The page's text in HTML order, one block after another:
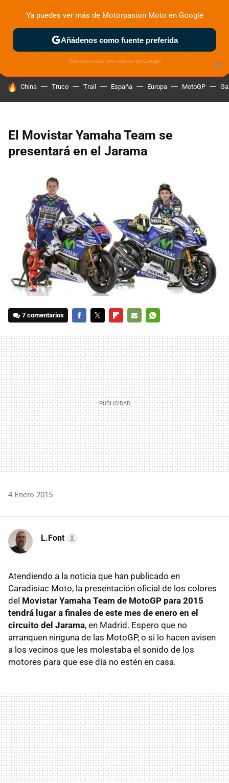
ZONA DE PRUEBAS DEPORTIVAS MOTOS ELÉCTRICAS
HOY SE HABLA DE
China Truco Trail España Europa MotoGP
El Movistar Yamaha Team se
presentará en el Jarama
7 comentarios
MAIL
4 Enero 2015
L.Font
Atendiendo a la noticia que han publicado en
Caradisiac Moto, la presentación oficial de los colores
del Movistar Yamaha Team de MotoGP para 2015
tendrá lugar a finales de este mes de enero en el
circuito del Jarama, en Madrid. Espero que no
arranquen ninguna de las MotoGP, o si lo hacen avisen
a los vecinos que les molestaba el sonido de los
motores para que ese día no estén en casa.
×
Ya puedes ver más de Motorpasion Moto en Google
Añádenos como fuente preferida
Solo necesitas una cuenta de Google